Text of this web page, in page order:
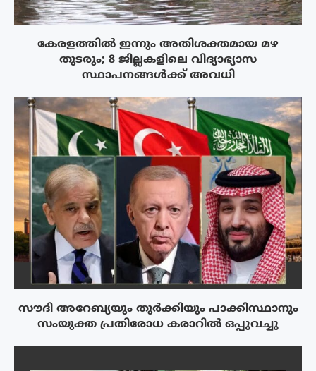
കേരളത്തിൽ ഇന്നും അതിശക്തമായ മഴ
തുടരും; 8 ജില്ലകളിലെ വിദ്യാഭ്യാസ
സ്ഥാപനങ്ങൾക്ക് അവധി
സൗദി അറേബ്യയും തുർക്കിയും പാക്കിസ്ഥാനും
സംയുക്ത പ്രതിരോധ കരാറിൽ ഒപ്പുവച്ചു